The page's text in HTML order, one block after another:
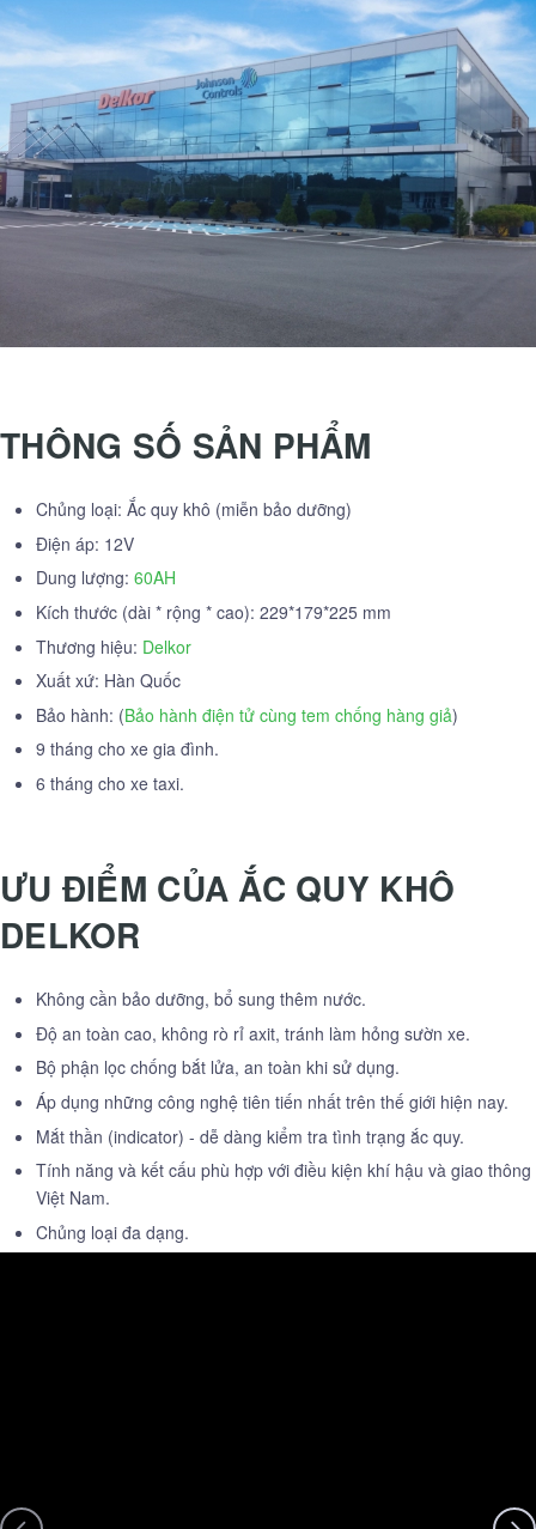
THÔNG SỐ SẢN PHẨM
Chủng loại: Ắc quy khô (miễn bảo dưỡng)
Điện áp: 12V
Dung lượng: 60AH
Kích thước (dài * rộng * cao): 229*179*225 mm
Thương hiệu: Delkor
Xuất xứ: Hàn Quốc
Bảo hành: (Bảo hành điện tử cùng tem chống hàng giả)
9 tháng cho xe gia đình.
6 tháng cho xe taxi.
ƯU ĐIỂM CỦA ẮC QUY KHÔ
DELKOR
Không cần bảo dưỡng, bổ sung thêm nước.
Độ an toàn cao, không rò rỉ axit, tránh làm hỏng sườn xe.
Bộ phận lọc chống bắt lửa, an toàn khi sử dụng.
Áp dụng những công nghệ tiên tiến nhất trên thế giới hiện nay.
Mắt thần (indicator) - dễ dàng kiểm tra tình trạng ắc quy.
Tính năng và kết cấu phù hợp với điều kiện khí hậu và giao thông
Việt Nam.
Chủng loại đa dạng.